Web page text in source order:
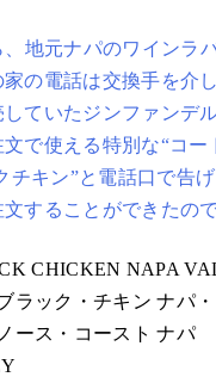
地元ナパのワインラ
の電話は交換手を介
ていたジンファンデ
で使える特別な“コー
チキン”と電話口で告
することができたので
CHICKEN NAPA
ラック・チキン ナパ
ース・コースト ナパ